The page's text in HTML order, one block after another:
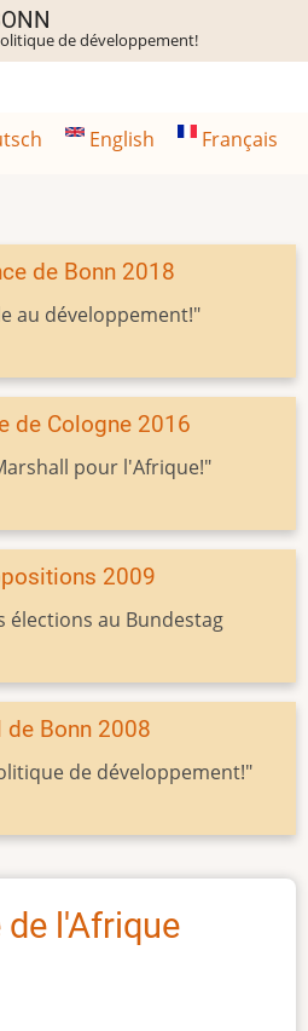
de développement!
English Français
de Bonn 2018
au développement!"
de Cologne 2016
pour l'Afrique!"
2009
élections au Bundestag
de Bonn 2008
de développement!"
l'Afrique